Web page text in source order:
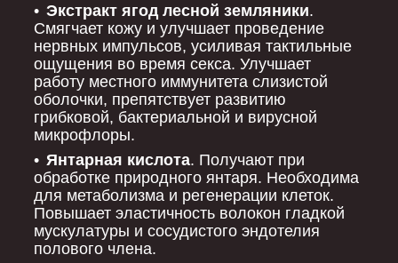
Экстракт ягод лесной земляники.
Смягчает кожу и улучшает проведение
нервных импульсов, усиливая тактильные
ощущения во время секса. Улучшает
работу местного иммунитета слизистой
оболочки, препятствует развитию
грибковой, бактериальной и вирусной
микрофлоры.
Янтарная кислота. Получают при
обработке природного янтаря. Необходима
для метаболизма и регенерации клеток.
Повышает эластичность волокон гладкой
мускулатуры и сосудистого эндотелия
полового члена.